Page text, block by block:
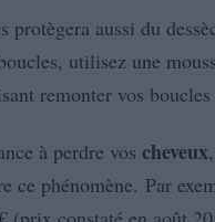
protègera aussi du
utilisez une
remonter vos
à perdre vos cheveux
ce phénomène. Par